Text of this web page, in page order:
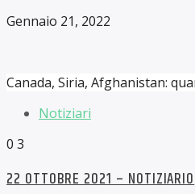
Gennaio 21, 2022
Canada, Siria, Afghanistan:
Notiziari
0 3
22 OTTOBRE 2021 – NOTIZIARIO